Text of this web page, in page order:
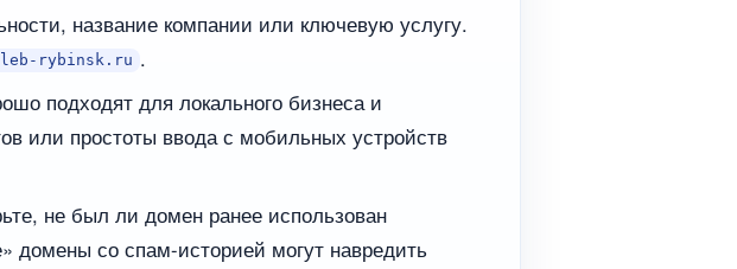
название компании или ключевую услугу.
rybinsk.ru .
подходят для локального бизнеса и
или простоты ввода с мобильных устройств
не был ли домен ранее использован
домены со спам-историей могут навредить